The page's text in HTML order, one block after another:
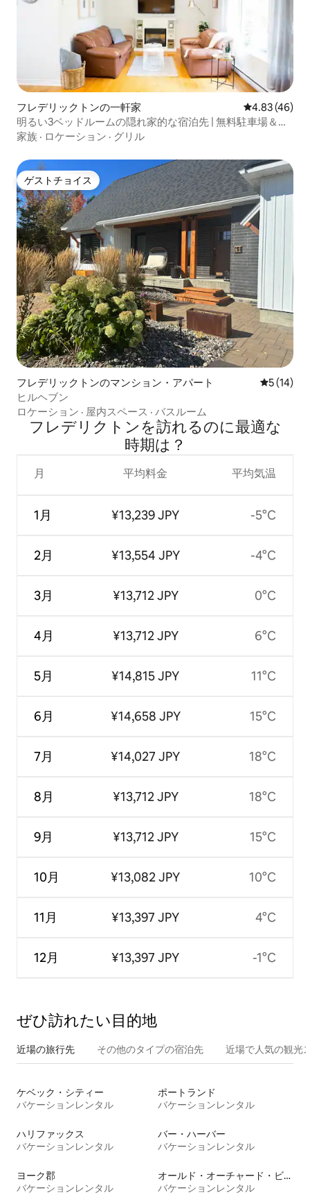
フレデリックトンの一軒家 レビュー46
4.83 (46)
明るい3ベッドルームの隠れ家的な宿泊先 | 無料駐車場＆専
用庭
家族 · ロケーション · グリル
ゲストチョイス
ゲストチョイス
フレデリックトンのマンション・アパート レビュー
5 (14)
ヒルヘブン
ロケーション · 屋内スペース · バスルーム
フレデリクトンを訪⁠れ⁠るの⁠に最⁠適⁠な
時⁠期⁠は⁠？
月
1月
2月
3月
4月
5月
6月
7月
8月
9月
10月
11月
12月
平均料金
¥13,239 JPY
¥13,554 JPY
¥13,712 JPY
¥13,712 JPY
¥14,815 JPY
¥14,658 JPY
¥14,027 JPY
¥13,712 JPY
¥13,712 JPY
¥13,082 JPY
¥13,397 JPY
¥13,397 JPY
平均気温
-5°C
-4°C
0°C
6°C
11°C
15°C
18°C
18°C
15°C
10°C
4°C
-1°C
ぜひ訪⁠れ⁠た⁠い目⁠的⁠地
近場の旅行先 その他のタ⁠イ⁠プ⁠の宿⁠泊⁠先 近場で人気の観光
ケベック・シティー
バケーションレンタル
ポートランド
バケーションレンタル
ハリファックス
バケーションレンタル
バー・ハーバー
バケーションレンタル
ヨーク郡
バケーションレンタル
オールド・オーチャード・ビーチ
バケーションレンタル